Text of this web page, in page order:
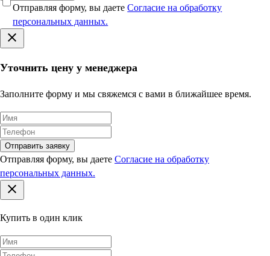
Отправляя форму, вы даетеСогласие на обработку
персональных данных.
Уточнить цену у менеджера
Заполните форму и мы свяжемся с вами в ближайшее время.
Отправить заявку
Отправляя форму, вы даете Согласие на обработку
персональных данных.
Купить в один клик